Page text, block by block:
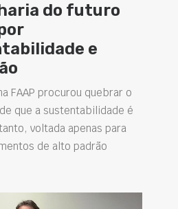
do futuro
e
FAAP procurou quebrar o
que a sustentabilidade é
voltada apenas para
de alto padrão